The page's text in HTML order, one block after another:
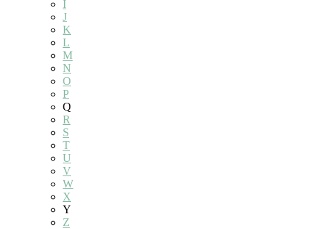
I
J
K
L
M
N
O
P
Q
R
S
T
U
V
W
X
Y
Z